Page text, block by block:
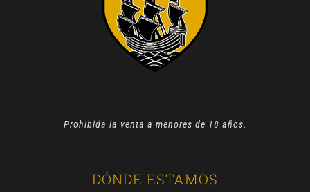
Prohibida la venta a menores de 18 años.
DÓNDE ESTAMOS